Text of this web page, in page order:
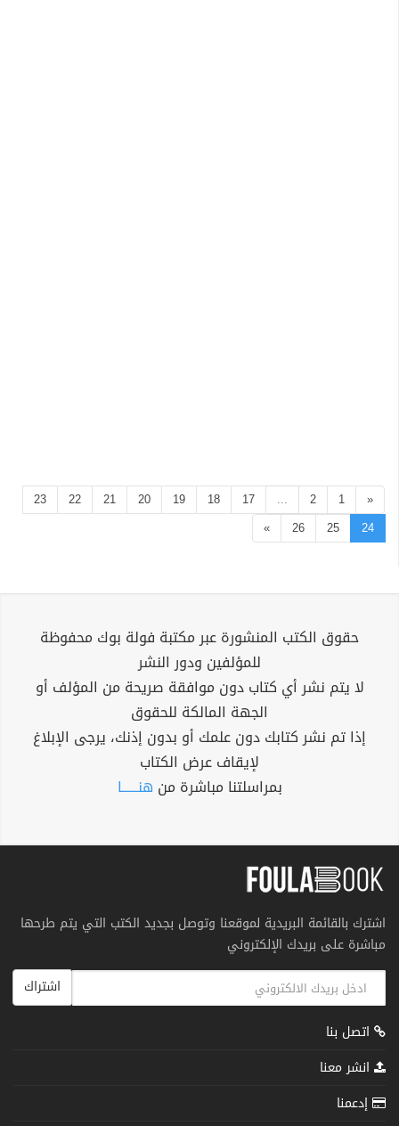
«
1
2
...
17
18
19
20
21
22
23
24
25
26
»
حقوق الكتب المنشورة عبر مكتبة فولة بوك محفوظة
للمؤلفين ودور النشر
لا يتم نشر أي كتاب دون موافقة صريحة من المؤلف أو
الجهة المالكة للحقوق
إذا تم نشر كتابك دون علمك أو بدون إذنك، يرجى الإبلاغ
لإيقاف عرض الكتاب
بمراسلتنا مباشرة من هنــــــا
اشترك بالقائمة البريدية لموقعنا وتوصل بجديد الكتب التي يتم طرحها
مباشرة على بريدك الإلكتروني
اشتراك
اتصل بنا
انشر معنا
إدعمنا